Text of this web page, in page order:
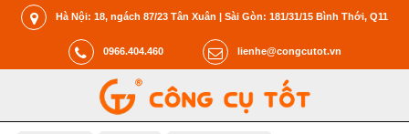
Hà Nội: 18, ngách 87/23 Tân Xuân | Sài Gòn: 181/31/15 Bình Thới, Q11
0966.404.460 lienhe@congcutot.vn